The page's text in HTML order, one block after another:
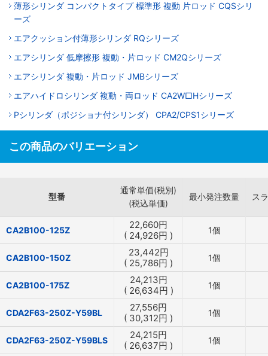
薄形シリンダ コンパクトタイプ 標準形 複動 片ロッド CQSシリ
ーズ
エアクッション付薄形シリンダ RQシリーズ
エアシリンダ 低摩擦形 複動・片ロッド CM2Qシリーズ
エアシリンダ 複動・片ロッド JMBシリーズ
エアハイドロシリンダ 複動・両ロッド CA2W□Hシリーズ
Pシリンダ（ポジショナ付シリンダ） CPA2/CPS1シリーズ
この商品のバリエーション
型番
通常単価(税別)
(税込単価)
最小発注数量 ス
CA2B100-125Z 22,660円
( 24,926円 ) 1個
CA2B100-150Z 23,442円
( 25,786円 ) 1個
CA2B100-175Z 24,213円
( 26,634円 ) 1個
CDA2F63-250Z-Y59BL 27,556円
( 30,312円 ) 1個
CDA2F63-250Z-Y59BLS 24,215円
( 26,637円 ) 1個